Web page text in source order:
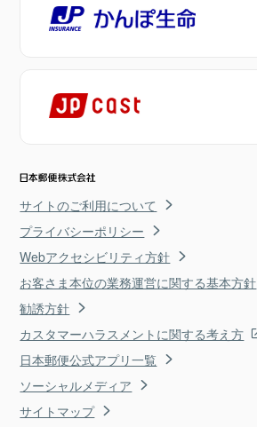
サイトのご利用について
プライバシーポリシー
Webアクセシビリティ方針
お客さま本位の業務運営に関する基本方針
勧誘方針
カスタマーハラスメントに関する考え方
日本郵便公式アプリ一覧
ソーシャルメディア
サイトマップ